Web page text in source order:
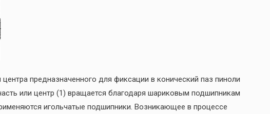
предназначенного для фиксации в конический паз пиноли
или центр (1) вращается благодаря шариковым подшипникам
игольчатые подшипники. Возникающее в процессе